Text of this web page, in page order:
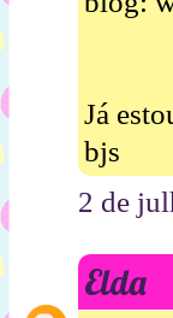
Já
bjs
2 de
Elda